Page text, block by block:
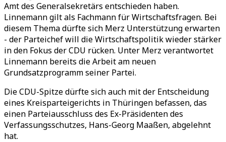
Amt des Generalsekretärs entschieden haben.
Linnemann gilt als Fachmann für Wirtschaftsfragen. Bei
diesem Thema dürfte sich Merz Unterstützung erwarten
- der Parteichef will die Wirtschaftspolitik wieder stärker
in den Fokus der CDU rücken. Unter Merz verantwortet
Linnemann bereits die Arbeit am neuen
Grundsatzprogramm seiner Partei.
Die CDU-Spitze dürfte sich auch mit der Entscheidung
eines Kreisparteigerichts in Thüringen befassen, das
einen Parteiausschluss des Ex-Präsidenten des
Verfassungsschutzes, Hans-Georg Maaßen, abgelehnt
hat.